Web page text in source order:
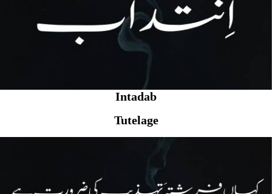
Intadab
Tutelage